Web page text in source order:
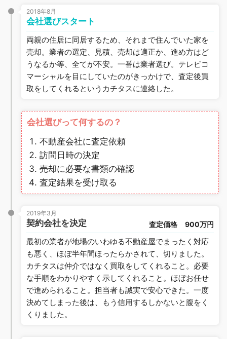
2018年8月
会社選びスタート
両親の住居に同居するため、それまで住んでいた家を
売却。業者の選定、見積、売却は適正か、進め方はど
うなるか等、全てが不安。一番は業者選び。テレビコ
マーシャルを目にしていたのがきっかけで、査定後買
取をしてくれるというカチタスに連絡した。
会社選びって何するの？
不動産会社に査定依頼
訪問日時の決定
売却に必要な書類の確認
査定結果を受け取る
2019年3月
契約会社を決定 査定価格 900万円
最初の業者が地場のいわゆる不動産屋でまったく対応
も悪く、ほぼ半年間ほったらかされて、切りました。
カチタスは仲介ではなく買取をしてくれること。必要
な手順をわかりやすく示してくれること。ほぼお任せ
で進められること。担当者も誠実で安心できた。一度
決めてしまった後は、もう信用するしかないと腹をく
くりました。